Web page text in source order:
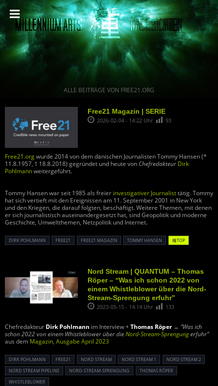
ALLE BEITRÄGE VON FREE21.ORG
Free21 Magazin | SERIE
2026-02-04 - 14:22 Uhr 93
Free21.orgwurde 2014 von dem dänischen Journalisten Tommy Hansen (*
11.8.1957, † 18.8.2018) gegründet und heute von Chefredakteur Dirk
Pohlmannweitergeführt.
Tommy Hansen war seit 1985 als freier investigativer Journalisttätig. Tommy
hat sich vertieft mit den Ereignissen am 11. September 2001 in New York
und den Kriegen, die darauf folgten, beschäftigt. Weitere Themen, mit denen
er sich journalistisch auseinandergesetzt hat, sind Geopolitik und moderne
Geschichte, Umweltthemen, Netzpolitik und Internet.
DIRK POHLMANN FREE21 FREE21 MAGAZIN TOMMY HANSEN 種TOP
Nord Stream | QUANTUM – Thomas
Röper – “Was ich schon 2022 von
einem Whistleblower über die Nord-
Stream-Sprengung erfuhr”
2023-05-15 - 14:14 Uhr 133
Chefredakteur Dirk Pohlmann im Interview +Thomas Röper→ “Was ich
schon 2022 von einem Whistleblower über dieNord-Stream-Sprengungerfuhr”
aus dem Magazin, Ausgabe April 2023
DIRK POHLMANN FREE21 NORD STREAM NORD STREAM 1
NORD STREAM 2
NORD STREAM PIPELINE
NORD-STREAM-SPRENGUNG
THOMAS RÖPER
WHISTLEBLOWER